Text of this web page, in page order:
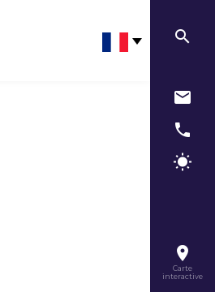
Carte
interactive